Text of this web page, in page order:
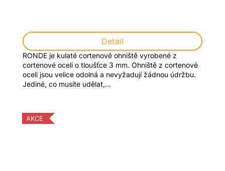
Detail
RONDE je kulaté cortenové ohniště vyrobené z
cortenové oceli o tloušťce 3 mm. Ohniště z cortenové
oceli jsou velice odolná a nevyžadují žádnou údržbu.
Jediné, co musíte udělat,...
AKCE